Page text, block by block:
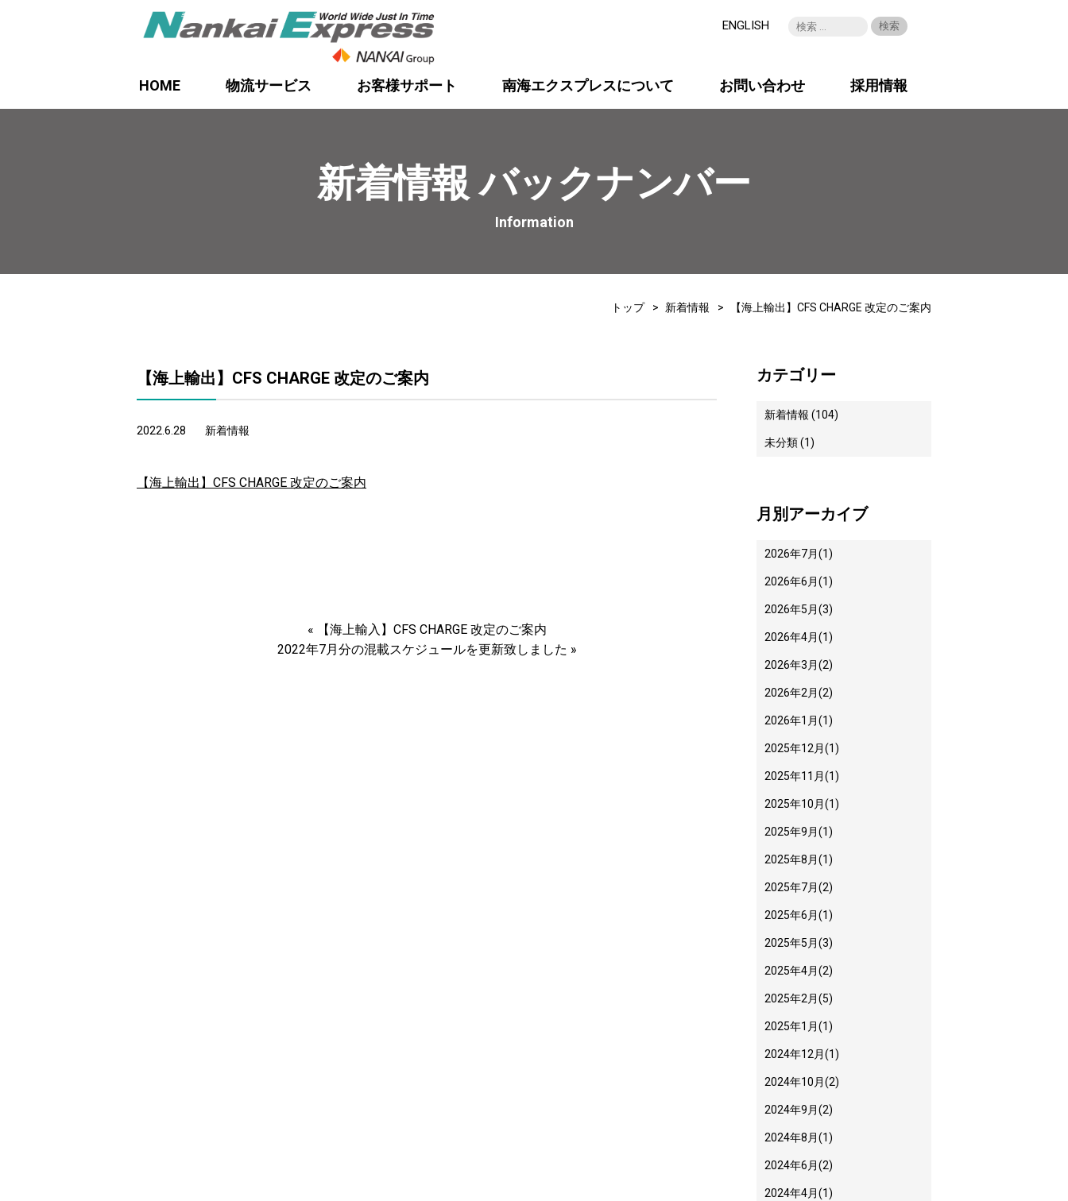
ENGLISH
HOME 物流サービス お客様サポート 南海エクスプレスについて お問い合わせ 採用情報
新着情報 バックナンバー
Information
トップ 新着情報 【海上輸出】CFS CHARGE 改定のご案内
【海上輸出】CFS CHARGE 改定のご案内
2022.6.28 新着情報
【海上輸出】CFS CHARGE 改定のご案内
«
【海上輸入】CFS CHARGE 改定のご案内
2022年7月分の混載スケジュールを更新致しました »
カテゴリー
新着情報 (104)
未分類 (1)
月別アーカイブ
2026年7月(1)
2026年6月(1)
2026年5月(3)
2026年4月(1)
2026年3月(2)
2026年2月(2)
2026年1月(1)
2025年12月(1)
2025年11月(1)
2025年10月(1)
2025年9月(1)
2025年8月(1)
2025年7月(2)
2025年6月(1)
2025年5月(3)
2025年4月(2)
2025年2月(5)
2025年1月(1)
2024年12月(1)
2024年10月(2)
2024年9月(2)
2024年8月(1)
2024年6月(2)
2024年4月(1)